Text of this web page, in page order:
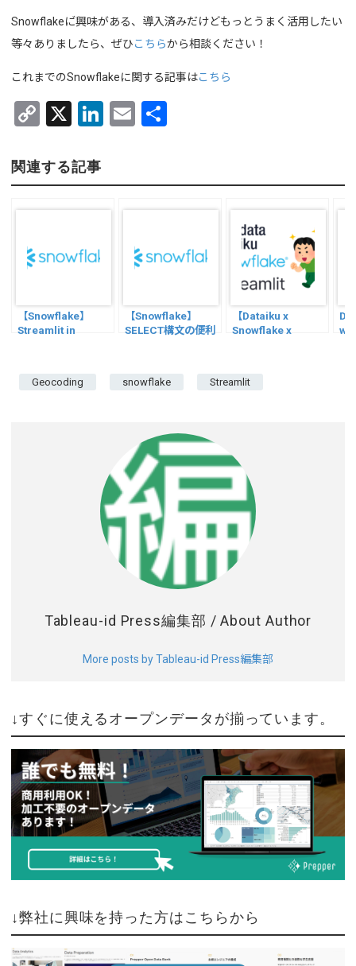
Snowflakeに゙興味がある、導入済みだけどもっとうまく活用したい
等々ありましたら、ぜひこちらから相談ください！
これまでのSnowflakeに関する記事はこちら
C
py
Li
n
X
Li
dI
n
E
関連する記事
【Snowflake】
Streamlit in
【Snowflake】
SELECT構文の便利
【Dataiku x
Snowflake x
Geocoding snowflake Streamlit
Tableau-id Press編集部 / About Author
More posts by Tableau-id Press編集部
↓すぐに使えるオープンデータが揃っています。
↓弊社に興味を持った方はこちらから